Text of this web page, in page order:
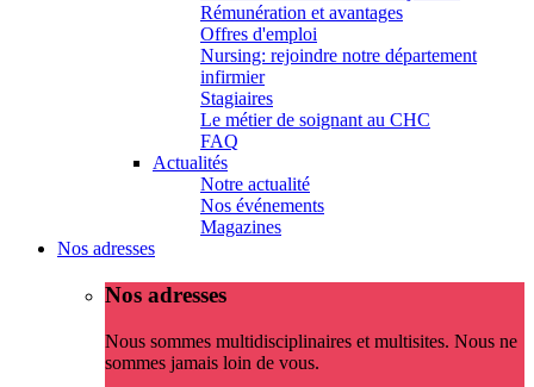
Rémunération et avantages
Offres d'emploi
Nursing: rejoindre notre département
infirmier
Stagiaires
Le métier de soignant au CHC
FAQ
Actualités
Notre actualité
Nos événements
Magazines
Nos adresses
Nos adresses
Nous sommes multidisciplinaires et multisites. Nous ne
sommes jamais loin de vous.